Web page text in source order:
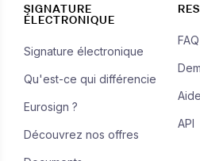
SIGNATURE
ÉLECTRONIQUE
Signature électronique
Qu'est-ce qui différencie
Eurosign ?
Découvrez nos offres
FAQ
API